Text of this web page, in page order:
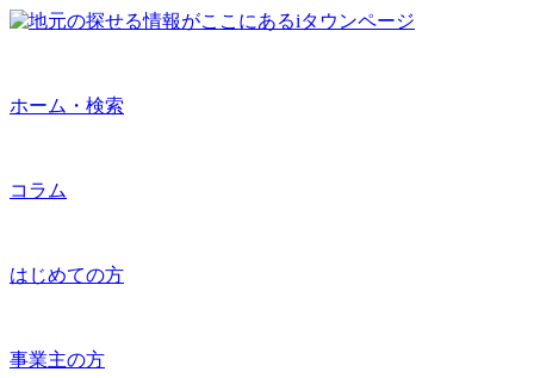
ホーム・検索
コラム
はじめての方
事業主の方